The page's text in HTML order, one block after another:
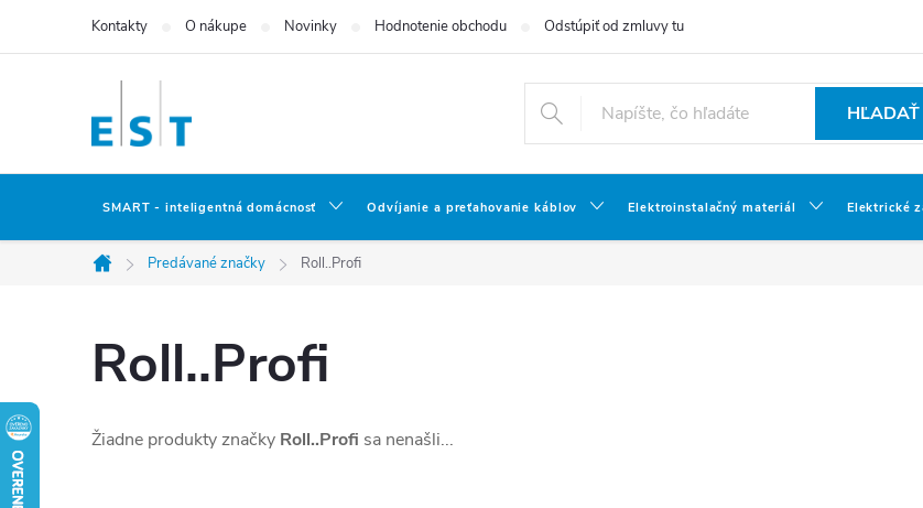
Kontakty O nákupe Novinky Hodnotenie obchodu Odstúpiť od zmluvy tu
HĽADAŤ
SMART - inteligentná domácnosť Odvíjanie a preťahovanie káblov Elektroinstalačný materiál Elektrické
Domov
Predávané značky Roll..Profi
Roll..Profi
Žiadne produkty značky Roll..Profi sa nenašli...